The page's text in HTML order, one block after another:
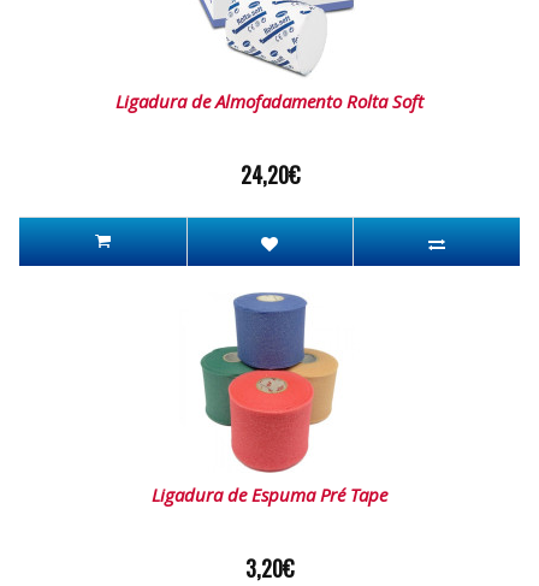
Ligadura de Almofadamento Rolta Soft
24,20€
Ligadura de Espuma Pré Tape
3,20€